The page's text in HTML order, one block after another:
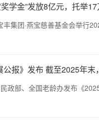
学金”发放8亿元，托举
集团·燕宝慈善基金会举行
公报》发布 截至2025年
部、全国老龄办发布《